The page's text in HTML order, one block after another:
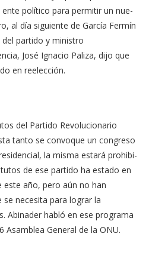
po­lítico para permitir un nue­
al día siguiente de García Fermín
partido y minis­tro
José Ignacio Paliza, dijo que
en reelección.
del Partido Re­volucionario
tan­to se convoque un con­greso
la misma estará prohibi­
de ese parti­do ha estado en
es­te año, pero aún no han
necesita para lo­grar la
Abinader habló en ese programa
Asamblea General de la ONU.